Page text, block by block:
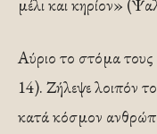
μέλι και κηρίον»
Αύριο το στόμα τους
14). Ζήλεψε λοιπόν
κατά κόσμον